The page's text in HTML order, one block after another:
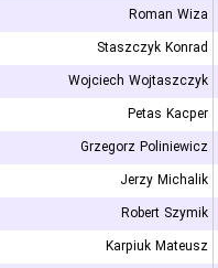
Roman Wiza
Staszczyk Konrad
Wojciech Wojtaszczyk
Petas Kacper
Grzegorz Poliniewicz
Jerzy Michalik
Robert Szymik
Karpiuk Mateusz